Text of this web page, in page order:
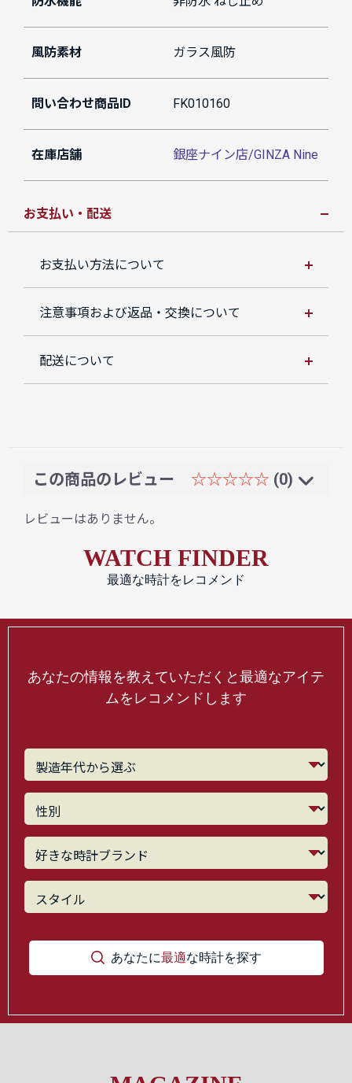
風防素材 ガラス風防
問い合わせ商品ID FK010160
在庫店舗 銀座ナイン店/GINZA Nine
お支払い・配送
お支払い方法について
注意事項および返品・交換について
配送について
この商品のレビュー ☆☆☆☆☆ (0)
レビューはありません。
WATCH FINDER
最適な時計をレコメンド
あなたの情報を教えていただくと最適なアイテ
ムをレコメンドします
あなたに最適な時計を探す